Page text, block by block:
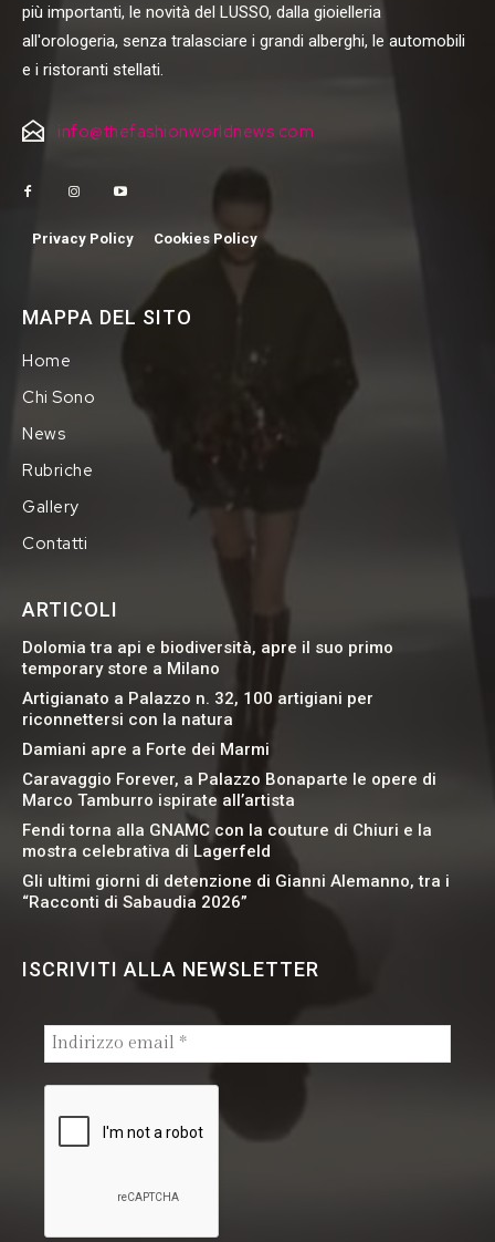
più importanti, le novità del LUSSO, dalla gioielleria
all'orologeria, senza tralasciare i grandi alberghi, le automobili
e i ristoranti stellati.
info@thefashionworldnews.com
Privacy Policy Cookies Policy
MAPPA DEL SITO
Home
Chi Sono
News
Rubriche
Gallery
Contatti
ARTICOLI
Dolomia tra api e biodiversità, apre il suo primo
temporary store a Milano
Artigianato a Palazzo n. 32, 100 artigiani per
riconnettersi con la natura
Damiani apre a Forte dei Marmi
Caravaggio Forever, a Palazzo Bonaparte le opere di
Marco Tamburro ispirate all’artista
Fendi torna alla GNAMC con la couture di Chiuri e la
mostra celebrativa di Lagerfeld
Gli ultimi giorni di detenzione di Gianni Alemanno, tra i
“Racconti di Sabaudia 2026”
ISCRIVITI ALLA NEWSLETTER